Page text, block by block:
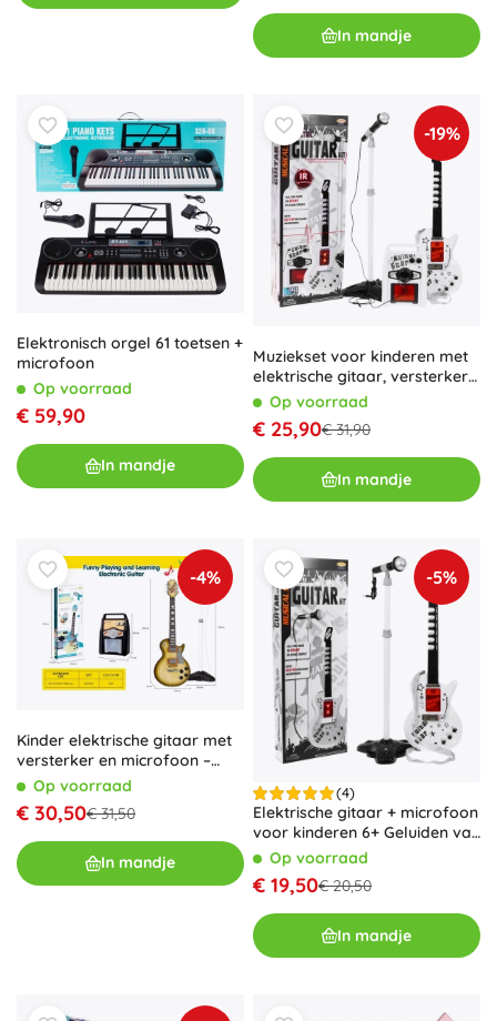
In mandje
Elektronisch orgel 61 toetsen +
microfoon
Op voorraad
€ 59,90
In mandje
-19%
Muziekset voor kinderen met
elektrische gitaar, versterker
en microfoon voor kinderen
vanaf 6 jaar
Op voorraad
€ 25,90€ 31,90
In mandje
-4%
Kinder elektrische gitaar met
versterker en microfoon –
bruine set
Op voorraad
€ 30,50€ 31,50
In mandje
-5%
(4)
Elektrische gitaar + microfoon
voor kinderen 6+ Geluiden van
muziekinstrumenten + lichtjes
Op voorraad
€ 19,50€ 20,50
In mandje